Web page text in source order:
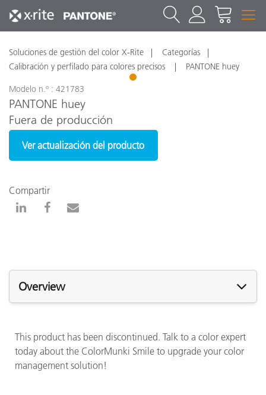
Soluciones de gestión del color X-Rite
Categorías
Calibración y perfilado para colores precisos
PANTONE huey
1
Modelo n.º : 421783
PANTONE huey
Fuera de producción
Ver actualización del producto
Compartir
Overview
This product has been discontinued. Talk to a color expert
today about the ColorMunki Smile to upgrade your color
management solution!